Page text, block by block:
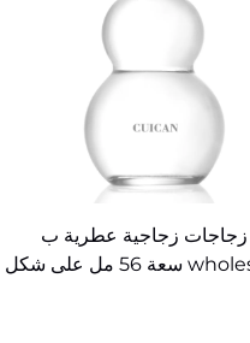
زجاجات زجاجية عطرية ب
wholesale سعة 56 مل على شكل